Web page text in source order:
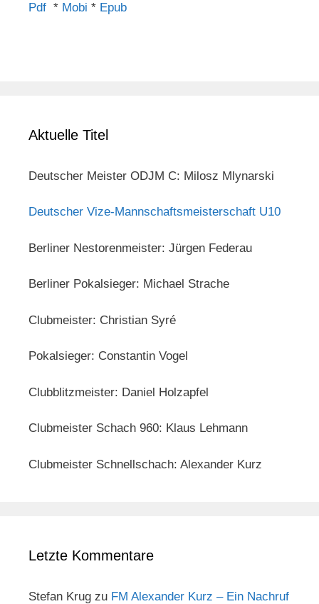
Pdf * Mobi * Epub
Aktuelle Titel
Deutscher Meister ODJM C: Milosz Mlynarski
Deutscher Vize-Mannschaftsmeisterschaft U10
Berliner Nestorenmeister: Jürgen Federau
Berliner Pokalsieger: Michael Strache
Clubmeister: Christian Syré
Pokalsieger: Constantin Vogel
Clubblitzmeister: Daniel Holzapfel
Clubmeister Schach 960: Klaus Lehmann
Clubmeister Schnellschach: Alexander Kurz
Letzte Kommentare
Stefan Krug zu FM Alexander Kurz – Ein Nachruf